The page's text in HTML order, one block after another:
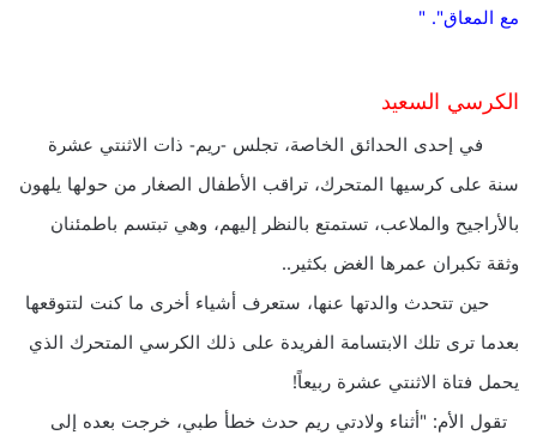
مع المعاق". "
الكرسي السعيد
في إحدى الحدائق الخاصة، تجلس -ريم- ذات الاثنتي عشرة
سنة على كرسيها المتحرك، تراقب الأطفال الصغار من حولها يلهون
بالأراجيح والملاعب، تستمتع بالنظر إليهم، وهي تبتسم باطمئنان
وثقة تكبران عمرها الغض بكثير..
حين تتحدث والدتها عنها، ستعرف أشياء أخرى ما كنت لتتوقعها
بعدما ترى تلك الابتسامة الفريدة على ذلك الكرسي المتحرك الذي
يحمل فتاة الاثنتي عشرة ربيعاً!
تقول الأم: "أثناء ولادتي ريم حدث خطأ طبي، خرجت بعده إلى